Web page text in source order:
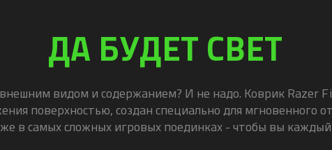
ДА БУДЕТ СВЕТ
видом и содержанием? И не надо. Коврик Razer
поверхностью, создан специально для мгновенного
в самых сложных игровых поединках - чтобы вы каждый